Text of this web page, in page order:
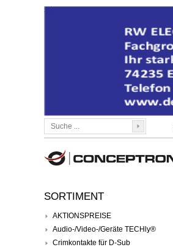
SORTIMENT
AKTIONSPREISE
Audio-/Video-/Geräte TECHly®
Crimkontakte für D-Sub